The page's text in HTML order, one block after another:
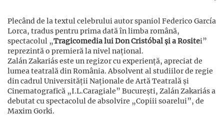
Plecând de la textul celebrului autor spaniol Federico García
Lorca, tradus pentru prima dată în limba română,
spectacolul „Tragicomedia lui Don Cristóbal și a Rositei”
reprezintă o premieră la nivel național.
Zalán Zakariás este un regizor cu experiență, apreciat de
lumea teatrală din România. Absolvent al studiilor de regie
din cadrul Universității Naționale de Artă Teatrală și
Cinematografică „I.L.Caragiale” București, Zalán Zakariás a
debutat cu spectacolul de absolvire „Copiii soarelui”, de
Maxim Gorki.